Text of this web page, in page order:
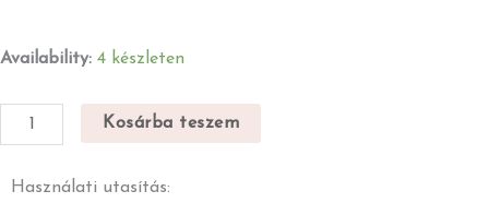
Availability: 4 készleten
Buddha
párologtató
mennyiség
Kosárba teszem
Használati utasítás: